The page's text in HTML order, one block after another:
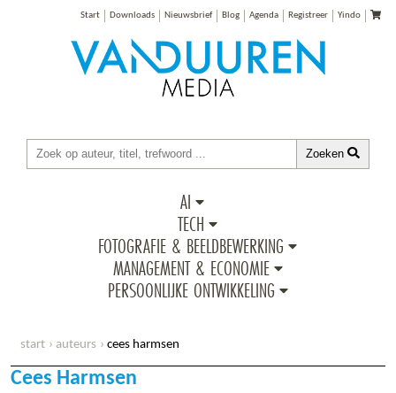
Start Downloads Nieuwsbrief Blog Agenda Registreer Yindo
Zoeken
AI
TECH
FOTOGRAFIE & BEELDBEWERKING
MANAGEMENT & ECONOMIE
PERSOONLIJKE ONTWIKKELING
start auteurs cees harmsen
Cees Harmsen